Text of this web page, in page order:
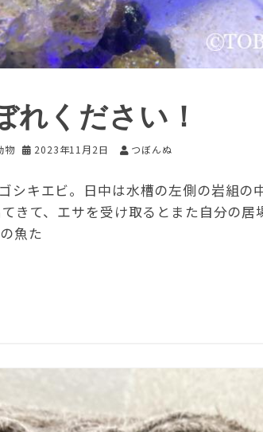
れください！
物 2023年11月2日 つぼんぬ
シキエビ。日中は水槽の左側の岩組の
きて、エサを受け取るとまた自分の居
魚た